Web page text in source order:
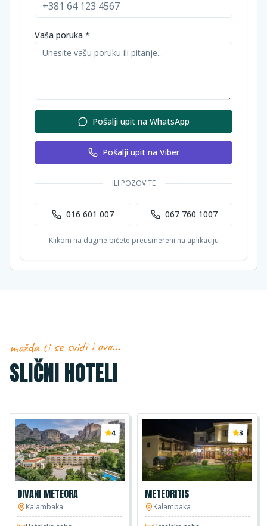
Vaša poruka *
Pošalji upit na WhatsApp
Pošalji upit na Viber
ILI POZOVITE
016 601 007 067 760 1007
Klikom na dugme bićete preusmereni na aplikaciju
možda ti se svidi i ovo…
SLIČNI HOTELI
4
DIVANI METEORA
Kalambaka
3
METEORITIS
Kalambaka